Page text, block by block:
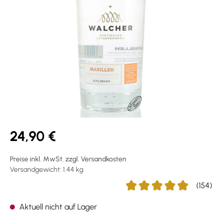
24,90 €
Preise inkl. MwSt. zzgl. Versandkosten
Versandgewicht: 1.44 kg
(154)
Aktuell nicht auf Lager